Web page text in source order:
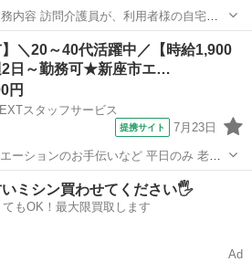
内容 訪問介護員が、利用者様の自宅を
細な業務内容 1身体介護:排泄・食事・更
れて行うケアと、それに伴う準備や後始
:掃除...
】＼20～40代活躍中／【時給1,900
2日～勤務可★新座市エ…
円
スタッフサービス
提携サイト 7月23日
なさい」と迎えてくれる温かい雰囲気の
いミシン買わせてください🖐️
もOK！最大限買取します
Ad